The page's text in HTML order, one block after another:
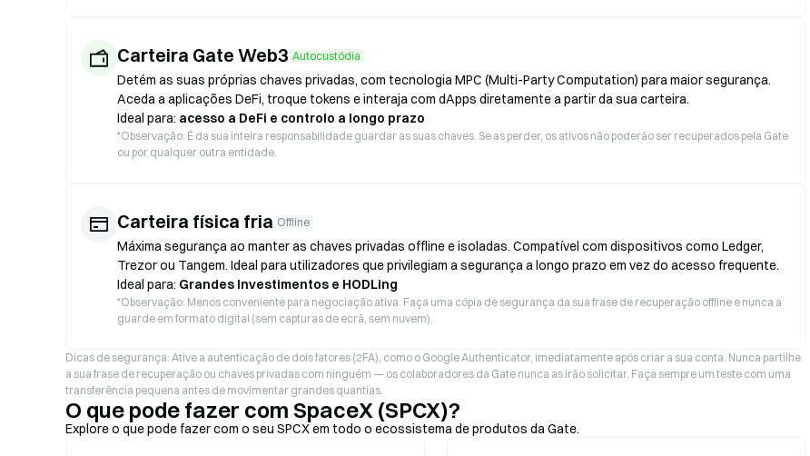
Carteira Gate Web3 Autocustódia
Detém as suas próprias chaves privadas, com tecnologia MPC (Multi-Party Computation) para maior segurança.
Aceda a aplicações DeFi, troque tokens e interaja com dApps diretamente a partir da sua carteira.
Ideal para: acesso a DeFi e controlo a longo prazo
*Observação: É da sua inteira responsabilidade guardar as suas chaves. Se as perder, os ativos não poderão ser recuperados pela Gate
ou por qualquer outra entidade.
Carteira física fria Offline
Máxima segurança ao manter as chaves privadas offline e isoladas. Compatível com dispositivos como Ledger,
Trezor ou Tangem. Ideal para utilizadores que privilegiam a segurança a longo prazo em vez do acesso frequente.
Ideal para: Grandes Investimentos e HODLing
*Observação: Menos conveniente para negociação ativa. Faça uma cópia de segurança da sua frase de recuperação offline e nunca a
guarde em formato digital (sem capturas de ecrã, sem nuvem).
Dicas de segurança: Ative a autenticação de dois fatores (2FA), como o Google Authenticator, imediatamente após criar a sua conta. Nunca partilhe
a sua frase de recuperação ou chaves privadas com ninguém — os colaboradores da Gate nunca as irão solicitar. Faça sempre um teste com uma
transferência pequena antes de movimentar grandes quantias.
O que pode fazer com SpaceX (SPCX)?
Explore o que pode fazer com o seu SPCX em todo o ecossistema de produtos da Gate.